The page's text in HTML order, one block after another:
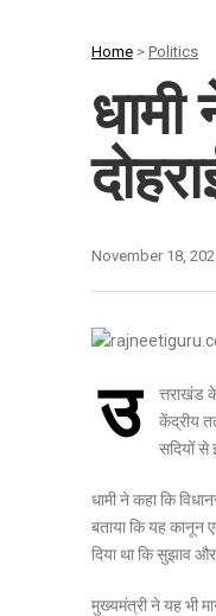
Home > Politics
November 18,
उ
त्तराखंड
केंद्रीय
सदियों से
धामी ने कहा कि
बताया कि यह कानून
दिया था कि सुझाव
मुख्यमंत्री ने यह भी